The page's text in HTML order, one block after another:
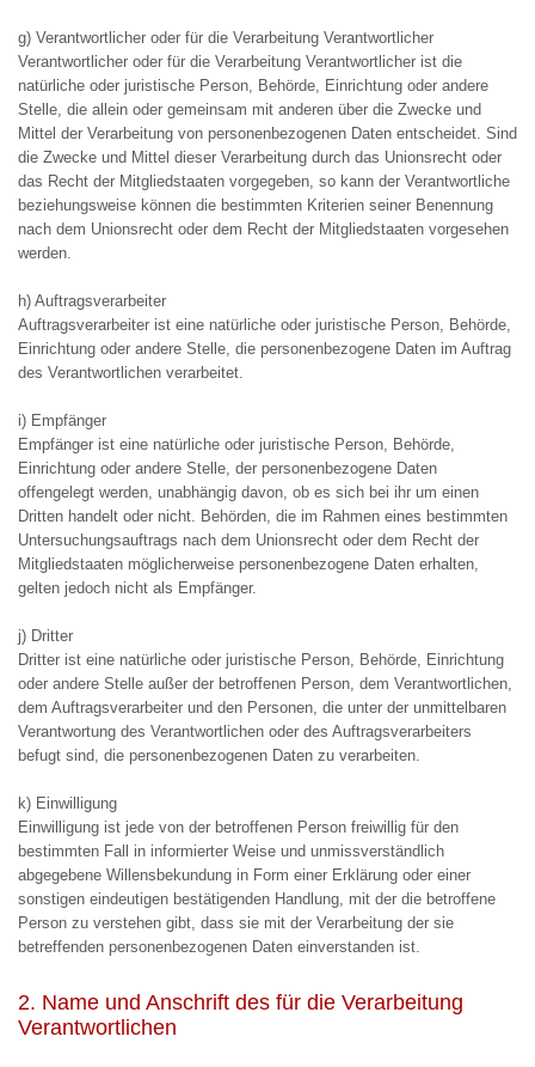
g) Verantwortlicher oder für die Verarbeitung Verantwortlicher
Verantwortlicher oder für die Verarbeitung Verantwortlicher ist die
natürliche oder juristische Person, Behörde, Einrichtung oder andere
Stelle, die allein oder gemeinsam mit anderen über die Zwecke und
Mittel der Verarbeitung von personenbezogenen Daten entscheidet. Sind
die Zwecke und Mittel dieser Verarbeitung durch das Unionsrecht oder
das Recht der Mitgliedstaaten vorgegeben, so kann der Verantwortliche
beziehungsweise können die bestimmten Kriterien seiner Benennung
nach dem Unionsrecht oder dem Recht der Mitgliedstaaten vorgesehen
werden.
h) Auftragsverarbeiter
Auftragsverarbeiter ist eine natürliche oder juristische Person, Behörde,
Einrichtung oder andere Stelle, die personenbezogene Daten im Auftrag
des Verantwortlichen verarbeitet.
i) Empfänger
Empfänger ist eine natürliche oder juristische Person, Behörde,
Einrichtung oder andere Stelle, der personenbezogene Daten
offengelegt werden, unabhängig davon, ob es sich bei ihr um einen
Dritten handelt oder nicht. Behörden, die im Rahmen eines bestimmten
Untersuchungsauftrags nach dem Unionsrecht oder dem Recht der
Mitgliedstaaten möglicherweise personenbezogene Daten erhalten,
gelten jedoch nicht als Empfänger.
j) Dritter
Dritter ist eine natürliche oder juristische Person, Behörde, Einrichtung
oder andere Stelle außer der betroffenen Person, dem Verantwortlichen,
dem Auftragsverarbeiter und den Personen, die unter der unmittelbaren
Verantwortung des Verantwortlichen oder des Auftragsverarbeiters
befugt sind, die personenbezogenen Daten zu verarbeiten.
k) Einwilligung
Einwilligung ist jede von der betroffenen Person freiwillig für den
bestimmten Fall in informierter Weise und unmissverständlich
abgegebene Willensbekundung in Form einer Erklärung oder einer
sonstigen eindeutigen bestätigenden Handlung, mit der die betroffene
Person zu verstehen gibt, dass sie mit der Verarbeitung der sie
betreffenden personenbezogenen Daten einverstanden ist.
2. Name und Anschrift des für die Verarbeitung
Verantwortlichen